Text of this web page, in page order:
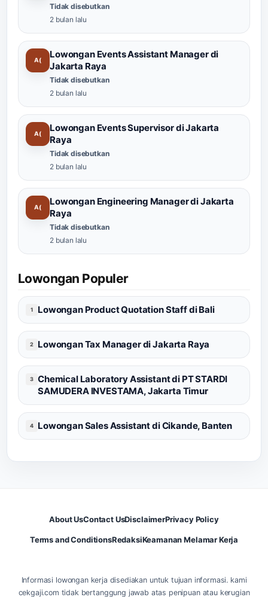
Tidak disebutkan
2 bulan lalu
A(
Lowongan Events Assistant Manager di
Jakarta Raya
Tidak disebutkan
2 bulan lalu
A(
Lowongan Events Supervisor di Jakarta
Raya
Tidak disebutkan
2 bulan lalu
A(
Lowongan Engineering Manager di Jakarta
Raya
Tidak disebutkan
2 bulan lalu
Lowongan Populer
1 Lowongan Product Quotation Staff di Bali
2 Lowongan Tax Manager di Jakarta Raya
3
Chemical Laboratory Assistant di PT STARDI
SAMUDERA INVESTAMA, Jakarta Timur
4 Lowongan Sales Assistant di Cikande, Banten
About UsContact UsDisclaimerPrivacy Policy
Terms and ConditionsRedaksiKeamanan Melamar Kerja
Informasi lowongan kerja disediakan untuk tujuan informasi. kami
cekgaji.com tidak bertanggung jawab atas penipuan atau kerugian